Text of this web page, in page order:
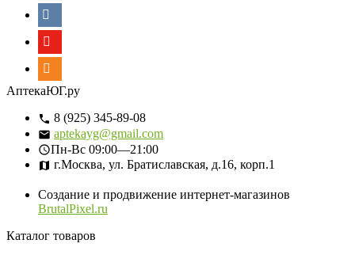
АптекаЮГ.ру
8 (925) 345-89-08
aptekayg@gmail.com
Пн-Вс 09:00—21:00
г.Москва, ул. Братиславская, д.16, корп.1
Создание и продвижение интернет-магазинов
BrutalPixel.ru
Каталог товаров